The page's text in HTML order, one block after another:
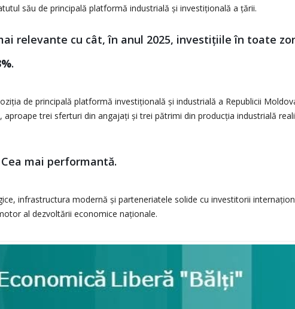
său de principală platformă industrială și investițională a țării.
relevante cu cât, în anul 2025, investițiile în toate
.
de principală platformă investițională și industrială a Republicii
trei sferturi din angajați și trei pătrimi din producția industrială
mai performantă.
infrastructura modernă și parteneriatele solide cu investitorii
al dezvoltării economice naționale.